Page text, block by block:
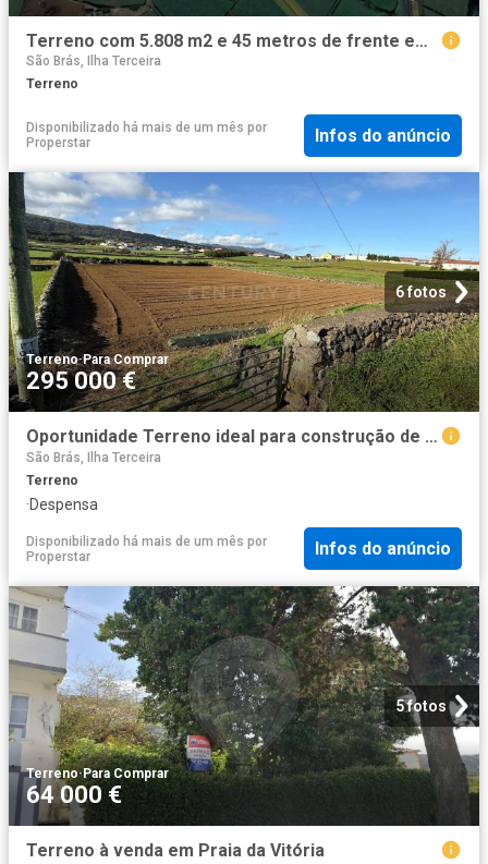
Terreno com 5.808 m2 e 45 metros de frente em Vale Farto – Praia da Vitória
São Brás, Ilha Terceira
Terreno
Disponibilizado há mais de um mês por
Properstar
Infos do anúncio
6 fotos
Terreno·Para Comprar
295 000 €
Oportunidade Terreno ideal para construção de armazém Praia da Vitória
São Brás, Ilha Terceira
Terreno
·Despensa
Disponibilizado há mais de um mês por
Properstar
Infos do anúncio
5 fotos
Terreno·Para Comprar
64 000 €
Terreno à venda em Praia da Vitória